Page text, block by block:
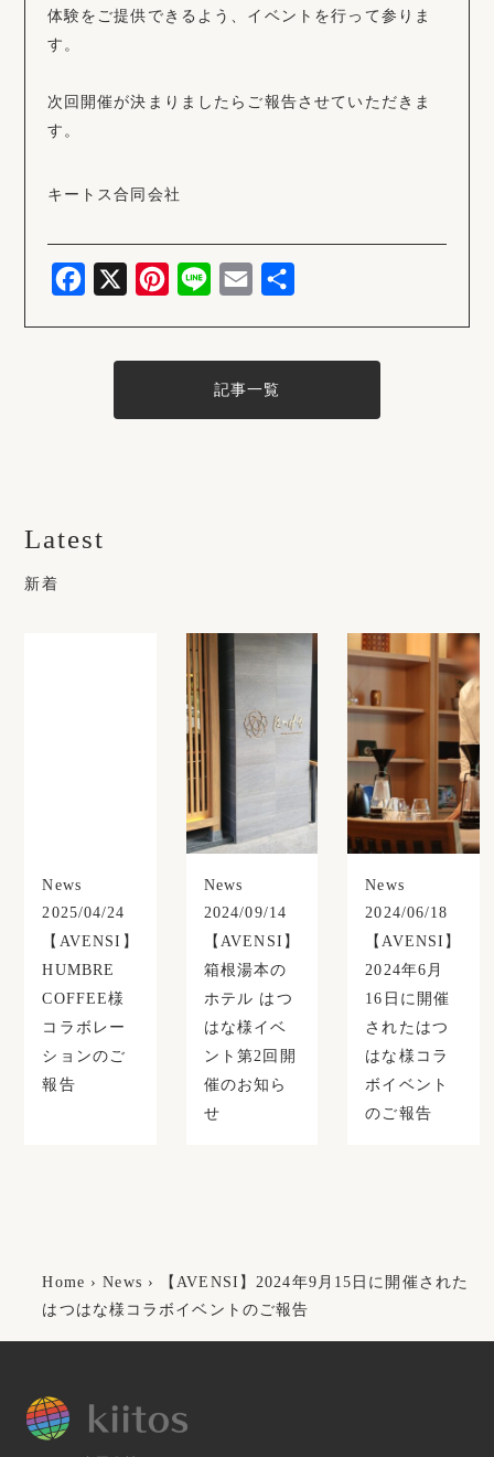
Special Package Option
体験をご提供できるよう、イベントを行って参りま
す。
次回開催が決まりましたらご報告させていただきま
す。
キートス合同会社
Facebook Pinterest
Line Email
記事一覧
Latest
新着
News
2025/04/24
【AVENSI】
HUMBRE
COFFEE様
コラボレー
ションのご
報告
News
2024/09/14
【AVENSI】
箱根湯本の
ホテル はつ
はな様イベ
ント第2回開
催のお知ら
せ
News
2024/06/18
【AVENSI】
2024年6月
16日に開催
されたはつ
はな様コラ
ボイベント
のご報告
Home › News ›
【AVENSI】2024年9月15日に開催された
はつはな様コラボイベントのご報告